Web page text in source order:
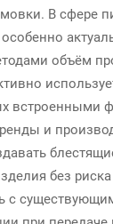
В сфере
объём
встроенными
и
без
с